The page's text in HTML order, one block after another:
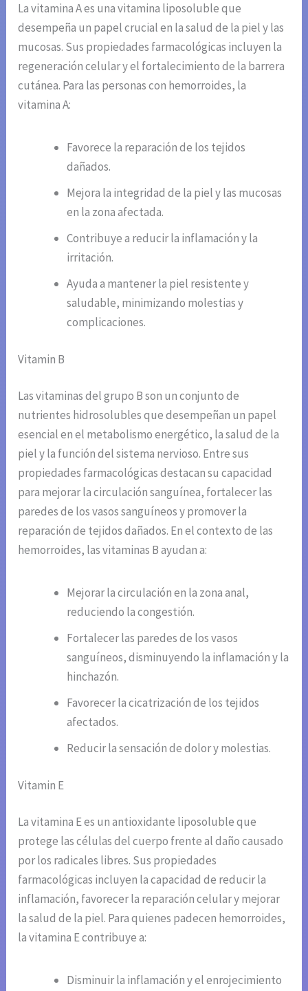
La vitamina A es una vitamina liposoluble que
desempeña un papel crucial en la salud de la piel y las
mucosas. Sus propiedades farmacológicas incluyen la
regeneración celular y el fortalecimiento de la barrera
cutánea. Para las personas con hemorroides, la
vitamina A:
Favorece la reparación de los tejidos
dañados.
Mejora la integridad de la piel y las mucosas
en la zona afectada.
Contribuye a reducir la inflamación y la
irritación.
Ayuda a mantener la piel resistente y
saludable, minimizando molestias y
complicaciones.
Vitamin B
Las vitaminas del grupo B son un conjunto de
nutrientes hidrosolubles que desempeñan un papel
esencial en el metabolismo energético, la salud de la
piel y la función del sistema nervioso. Entre sus
propiedades farmacológicas destacan su capacidad
para mejorar la circulación sanguínea, fortalecer las
paredes de los vasos sanguíneos y promover la
reparación de tejidos dañados. En el contexto de las
hemorroides, las vitaminas B ayudan a:
Mejorar la circulación en la zona anal,
reduciendo la congestión.
Fortalecer las paredes de los vasos
sanguíneos, disminuyendo la inflamación y la
hinchazón.
Favorecer la cicatrización de los tejidos
afectados.
Reducir la sensación de dolor y molestias.
Vitamin E
La vitamina E es un antioxidante liposoluble que
protege las células del cuerpo frente al daño causado
por los radicales libres. Sus propiedades
farmacológicas incluyen la capacidad de reducir la
inflamación, favorecer la reparación celular y mejorar
la salud de la piel. Para quienes padecen hemorroides,
la vitamina E contribuye a:
Disminuir la inflamación y el enrojecimiento